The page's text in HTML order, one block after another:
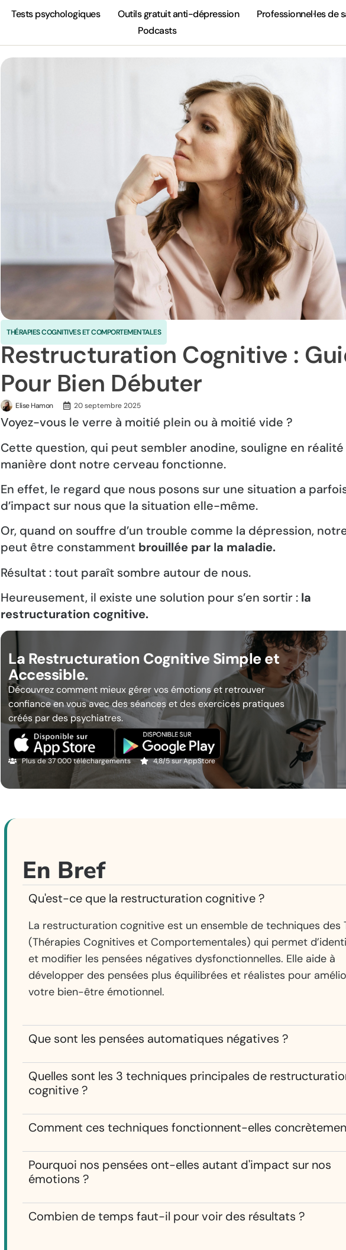
Tests psychologiques Outils gratuit anti-dépression Professionnel·les de
Podcasts
THÉRAPIES COGNITIVES ET COMPORTEMENTALES
Restructuration Cognitive :
Pour Bien Débuter
Elise Hamon 20 septembre 2025
Voyez-vous le verre à moitié plein ou à moitié vide ?
Cette question, qui peut sembler anodine, souligne en réalité
manière dont notre cerveau fonctionne.
En effet, le regard que nous posons sur une situation a
d’impact sur nous que la situation elle-même.
Or, quand on souffre d’un trouble comme la dépression,
peut être constamment brouillée par la maladie.
Résultat : tout paraît sombre autour de nous.
Heureusement, il existe une solution pour s’en sortir : la
restructuration cognitive.
La Restructuration Cognitive Simple et
Accessible.
Découvrez comment mieux gérer vos émotions et retrouver
confiance en vous avec des séances et des exercices pratiques
créés par des psychiatres.
Plus de 37 000 téléchargements 4,8/5 sur AppStore
En Bref
Qu'est-ce que la restructuration cognitive ?
La restructuration cognitive est un ensemble de techniques des
(Thérapies Cognitives et Comportementales) qui permet
et modifier les pensées négatives dysfonctionnelles. Elle aide à
développer des pensées plus équilibrées et réalistes pour
votre bien-être émotionnel.
Que sont les pensées automatiques négatives ?
Quelles sont les 3 techniques principales de
cognitive ?
Comment ces techniques fonctionnent-elles
Pourquoi nos pensées ont-elles autant d'impact sur nos
émotions ?
Combien de temps faut-il pour voir des résultats ?